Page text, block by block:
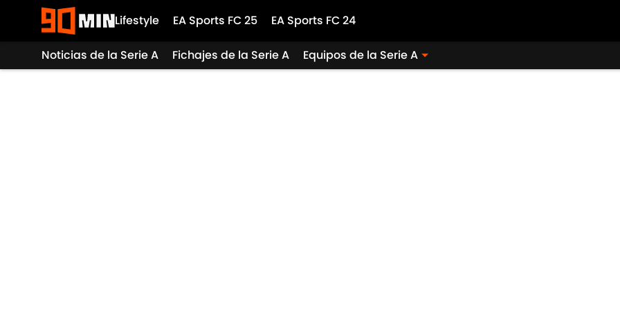
Lifestyle EA Sports FC 25 EA Sports FC 24
Noticias de la Serie A Fichajes de la Serie A Equipos de la Serie A